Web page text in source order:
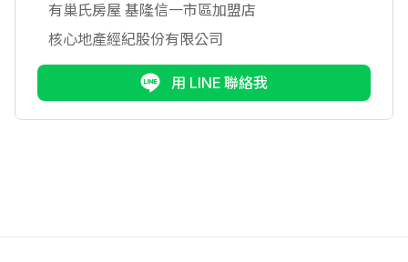
有巢氏房屋 基隆信一市區加盟店
核心地產經紀股份有限公司
用 LINE 聯絡我